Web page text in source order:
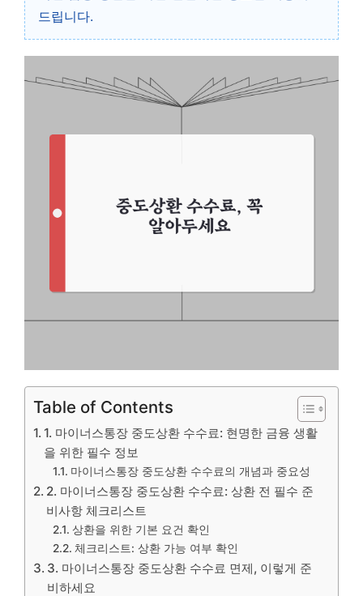
드립니다.
Table of Contents
1. 마이너스통장 중도상환 수수료: 현명한 금융 생활
을 위한 필수 정보
마이너스통장 중도상환 수수료의 개념과 중요성
2. 마이너스통장 중도상환 수수료: 상환 전 필수 준
비사항 체크리스트
상환을 위한 기본 요건 확인
체크리스트: 상환 가능 여부 확인
3. 마이너스통장 중도상환 수수료 면제, 이렇게 준
비하세요